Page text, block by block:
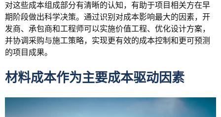
对这些成本组成部分有清晰的认知，有助于项目相关方在早
期阶段做出科学决策。通过识别对成本影响最大的因素，开
发商、承包商和工程师可以实施价值工程、优化设计方案，
并协调采购与施工策略，实现更有效的成本控制和更可预测
的项目成果。
材料成本作为主要成本驱动因素